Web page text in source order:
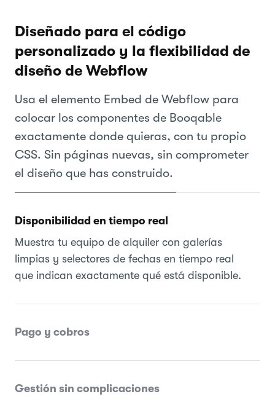
Diseñado para el código
personalizado y la flexibilidad de
diseño de Webflow
Usa el elemento Embed de Webflow para
colocar los componentes de Booqable
exactamente donde quieras, con tu propio
CSS. Sin páginas nuevas, sin comprometer
el diseño que has construido.
Disponibilidad en tiempo real
Muestra tu equipo de alquiler con galerías
limpias y selectores de fechas en tiempo real
que indican exactamente qué está disponible.
Pago y cobros
Gestión sin complicaciones